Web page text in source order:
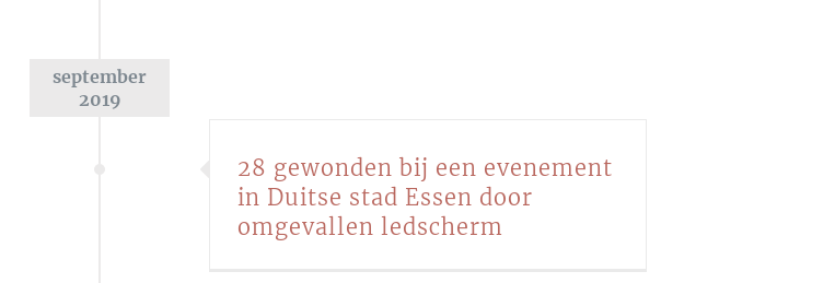
september
2019
28 gewonden bij een evenement
in Duitse stad Essen door
omgevallen ledscherm